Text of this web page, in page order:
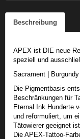
Beschreibung
APEX ist DIE neue
speziell und
Sacrament |
Die Pigmentbasis
Beschränkungen für
Eternal Ink Hunderte
und reformuliert, um
Tätowierer geeignet
Die APEX-Tattoo-